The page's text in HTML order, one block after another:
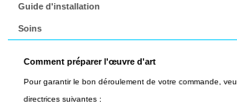
Guide d'installation
Soins
Comment préparer l'œuvre d'art
Pour garantir le bon déroulement de votre commande,
directrices suivantes :